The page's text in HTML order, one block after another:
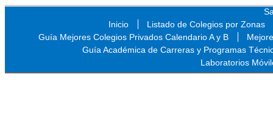
Inicio
Listado de Colegios por Zonas
Guía Mejores Colegios Privados Calendario A y B
Guía Académica de Carreras y Programas
Laboratorios